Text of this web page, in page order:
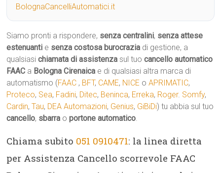
BolognaCancelliAutomatici.it
Siamo pronti a rispondere, senza centralini, senza attese
estenuanti e senza costosa burocrazia di gestione, a
qualsiasichiamata di assistenza sul tuocancello automatico
FAAC a Bologna Cirenaica e di qualsiasi altra marca di
automatismo (FAAC , BFT, CAME, NICE oAPRIMATIC,
Proteco, Sea, Fadini, Ditec, Beninca, Erreka, Roger. Somfy,
Cardin,Tau, DEA Automazioni, Genius, GiBiDi) tu abbia sul tuo
cancello, sbarra oportone automatico.
Chiama subito 051 0910471: la linea diretta
per Assistenza Cancello scorrevole FAAC